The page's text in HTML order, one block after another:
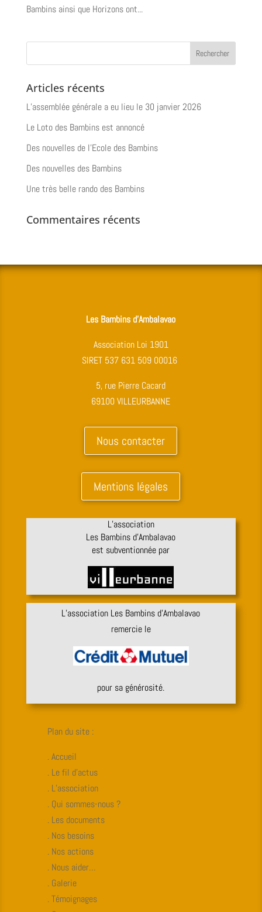
Bambins ainsi que Horizons ont...
Articles récents
L’assemblée générale a eu lieu le 30 janvier 2026
Le Loto des Bambins est annoncé
Des nouvelles de l’Ecole des Bambins
Des nouvelles des Bambins
Une très belle rando des Bambins
Commentaires récents
Les Bambins d’Ambalavao
Association Loi 1901
SIRET 537 631 509 00016
5, rue Pierre Cacard
69100 VILLEURBANNE
Nous contacter
Mentions légales
L’association
Les Bambins d’Ambalavao
est subventionnée par
L’association Les Bambins d’Ambalavao
remercie le
pour sa générosité.
Plan du site :
. Accueil
. Le fil d’actus
. L’association
. Qui sommes-nous ?
. Les documents
. Nos besoins
. Nos actions
. Nous aider…
. Galerie
. Témoignages